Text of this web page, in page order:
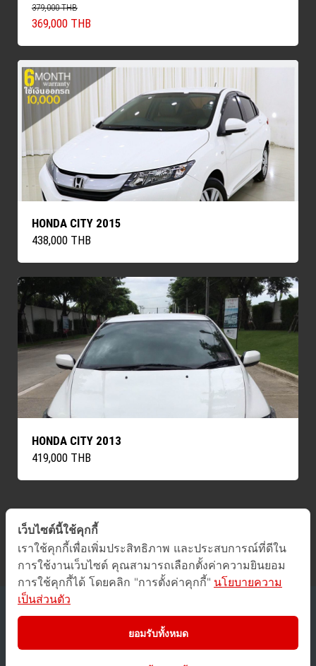
379,000 THB
369,000 THB
HONDA CITY 2015
438,000 THB
HONDA CITY 2013
419,000 THB
All Rights Reserved.
Privacy Policy/Terms of Use
เว็บไซต์นี้ใช้คุกกี้
เราใช้คุกกี้เพื่อเพิ่มประสิทธิภาพ และประสบการณ์ที่ดีใน
การใช้งานเว็บไซต์ คุณสามารถเลือกตั้งค่าความยินยอม
การใช้คุกกี้ได้ โดยคลิก "การตั้งค่าคุกกี้" นโยบายความ
เป็นส่วนตัว
ยอมรับทั้งหมด